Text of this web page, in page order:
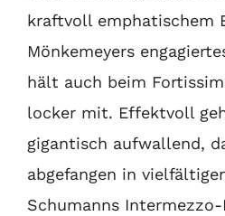
kraftvoll emphatischem
Mönkemeyers
hält auch beim
locker mit. Effektvoll
gigantisch aufwallend,
abgefangen in
Schumanns